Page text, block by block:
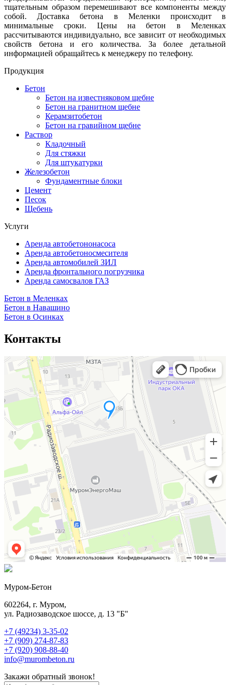
тщательным образом перемешивают все компоненты между
собой. Доставка бетона в Меленки происходит в
минимальные сроки. Цены на бетон в Меленках
рассчитываются индивидуально, все зависит от необходимых
свойств бетона и его количества. За более детальной
информацией обращайтесь к менеджеру по телефону.
Продукция
Бетон
Бетон на известняковом щебне
Бетон на гранитном щебне
Керамзитобетон
Бетон на гравийном щебне
Раствор
Кладочный
Для стяжки
Для штукатурки
Железобетон
Фундаментные блоки
Цемент
Песок
Щебень
Услуги
Аренда автобетононасоса
Аренда автобетоносмесителя
Аренда автомобилей ЗИЛ
Аренда фронтального погрузчика
Аренда самосвалов ГАЗ
Бетон в Меленках
Бетон в Навашино
Бетон в Осинках
Контакты
Муром-Бетон
602264, г. Муром,
ул. Радиозаводское шоссе, д. 13 "Б"
+7 (49234) 3-35-02
+7 (909) 274-87-83
+7 (920) 908-88-40
info@murombeton.ru
Закажи обратный звонок!